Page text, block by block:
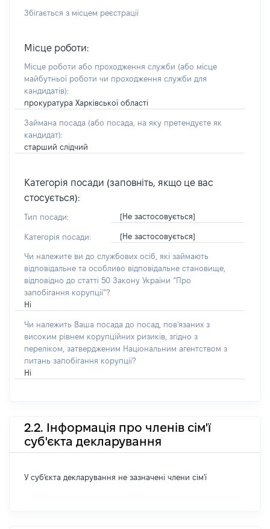
Збігається з місцем реєстрації
Місце роботи:
Місце роботи або проходження служби (або місце
майбутньої роботи чи проходження служби для
кандидатів):
прокуратура Харківської області
Займана посада (або посада, на яку претендуєте як
кандидат):
старший слідчий
Категорія посади (заповніть, якщо це вас
стосується):
Тип посади: [Не застосовується]
Категорія посади: [Не застосовується]
Чи належите ви до службових осіб, які займають
відповідальне та особливо відповідальне становище,
відповідно до статті 50 Закону України “Про
запобігання корупції”?
Ні
Чи належить Ваша посада до посад, пов'язаних з
високим рівнем корупційних ризиків, згідно з
переліком, затвердженим Національним агентством з
питань запобігання корупції?
Ні
2.2. Інформація про членів сім'ї
суб'єкта декларування
У суб'єкта декларування не зазначені члени сім'ї